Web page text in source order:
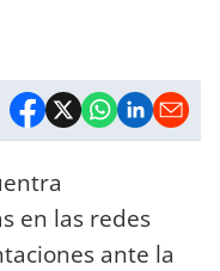
en las redes
ante la